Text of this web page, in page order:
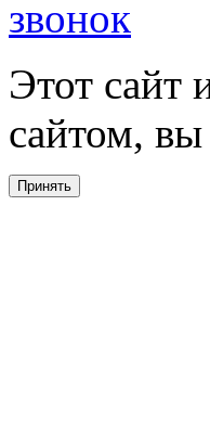
звонок
Этот сайт
сайтом, вы
Принять